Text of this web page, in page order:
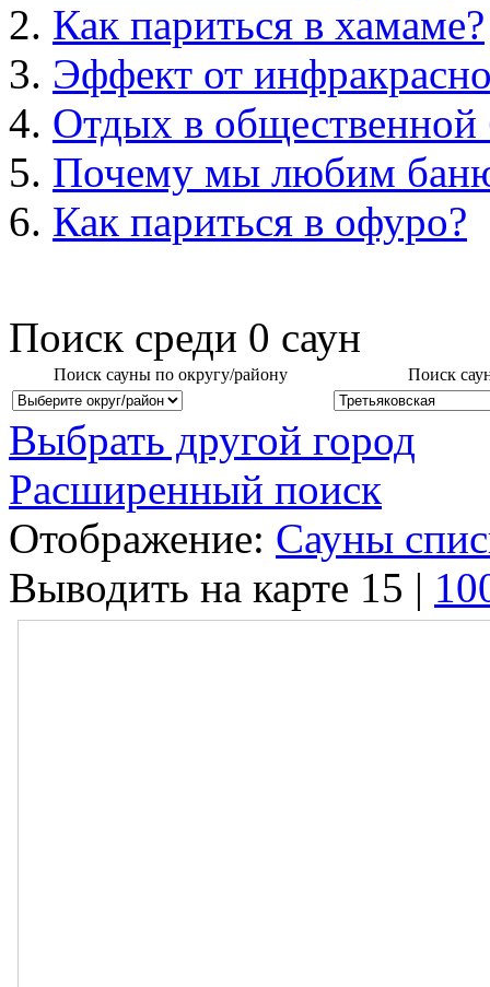
Как париться в хамаме?
Эффект от
Отдых в общественной
Почему мы любим
Как париться в офуро?
Поиск среди 0 саун
Поиск сауны по округу/району Поиск
Выбрать другой город
Расширенный поиск
Отображение: Сауны
Выводить на карте 15 |